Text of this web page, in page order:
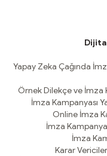
Yapay Zeka Çağında
Örnek Dilekçe ve İmza
İmza Kampanyası
Online İmza
İmza
İmza
Karar